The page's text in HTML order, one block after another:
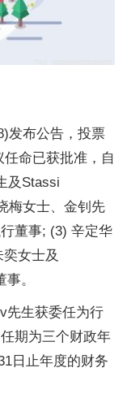
发布公告，投票
命已获批准，自
及Stassi
梅女士、金钊先
董事; (3) 辛定华
女士及
。
先生获委任为行
期为三个财政年
日止年度的财务